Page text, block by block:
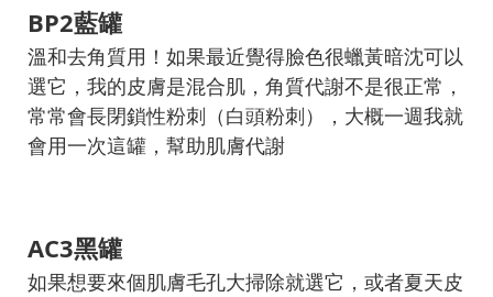
BP2藍罐
溫和去角質用！如果最近覺得臉色很蠟黃暗沈可以
選它，我的皮膚是混合肌，角質代謝不是很正常，
常常會長閉鎖性粉刺（白頭粉刺），大概一週我就
會用一次這罐，幫助肌膚代謝
AC3黑罐
如果想要來個肌膚毛孔大掃除就選它，或者夏天皮